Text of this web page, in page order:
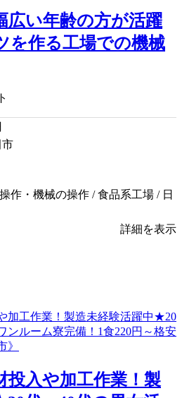
広い年齢の方が活躍
を作る工場での機械
市
作・機械の操作 / 食品系工場 / 日
詳細を表示
投入や加工作業！製